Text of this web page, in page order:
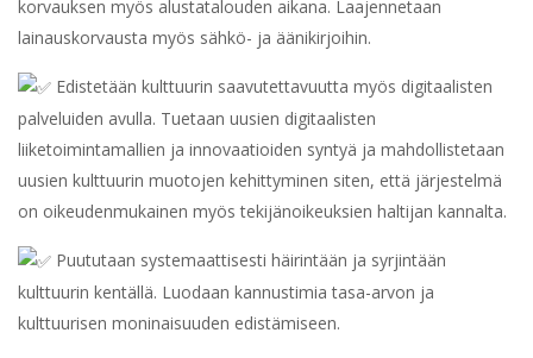
korvauksen myös alustatalouden aikana. Laajennetaan
lainauskorvausta myös sähkö- ja äänikirjoihin.
Edistetään kulttuurin saavutettavuutta myös digitaalisten
palveluiden avulla. Tuetaan uusien digitaalisten
liiketoimintamallien ja innovaatioiden syntyä ja mahdollistetaan
uusien kulttuurin muotojen kehittyminen siten, että järjestelmä
on oikeudenmukainen myös tekijänoikeuksien haltijan kannalta.
Puututaan systemaattisesti häirintään ja syrjintään
kulttuurin kentällä. Luodaan kannustimia tasa-arvon ja
kulttuurisen moninaisuuden edistämiseen.